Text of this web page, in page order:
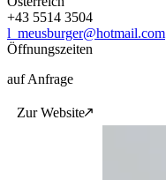
Kontakt
+43 5514 3504
l_meusburger@hotmail.com
Öffnungszeiten
auf Anfrage
Zur Website